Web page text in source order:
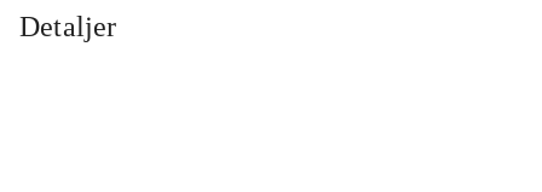
Detaljer